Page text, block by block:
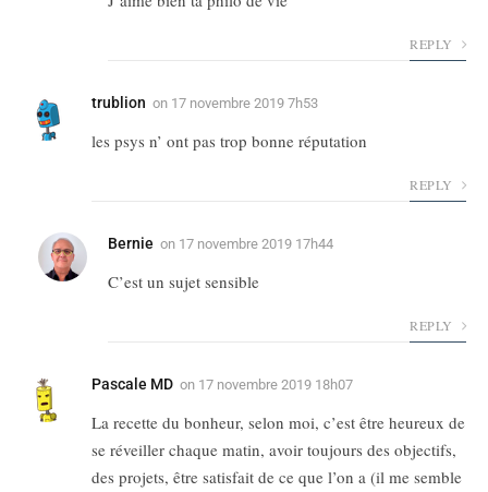
REPLY
trublion on 17 novembre 2019 7h53
les psys n’ ont pas trop bonne réputation
REPLY
Bernie on 17 novembre 2019 17h44
C’est un sujet sensible
REPLY
Pascale MD on 17 novembre 2019 18h07
La recette du bonheur, selon moi, c’est être heureux de
se réveiller chaque matin, avoir toujours des objectifs,
des projets, être satisfait de ce que l’on a (il me semble